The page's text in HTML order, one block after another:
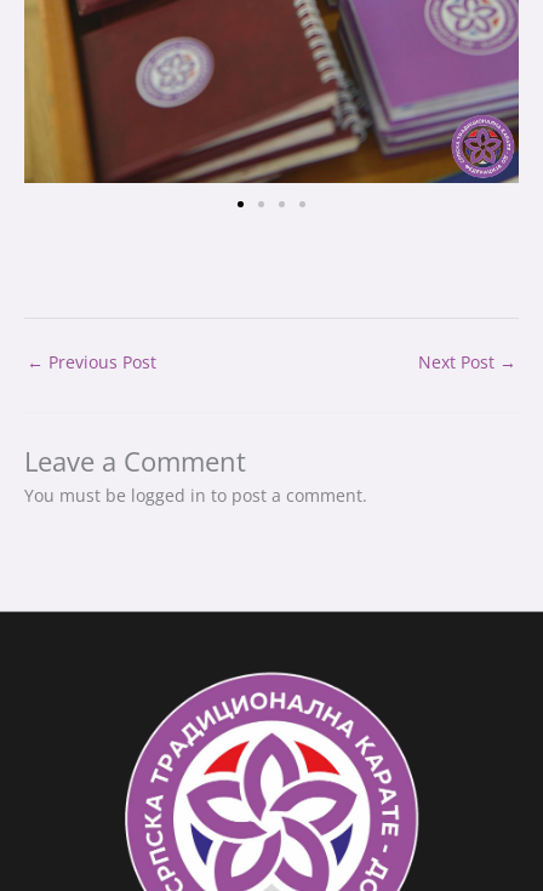
← Previous Post Next Post →
Leave a Comment
You must be logged in to post a comment.